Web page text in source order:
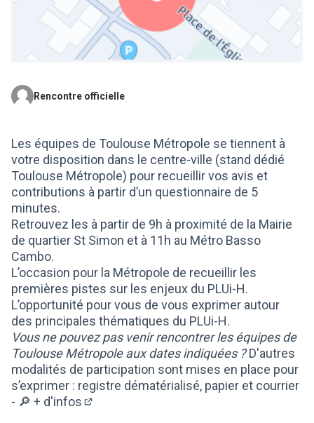
(Lien externe)
Rencontre officielle
Les équipes de Toulouse Métropole se tiennent à
votre disposition dans le centre-ville (stand dédié
Toulouse Métropole) pour recueillir vos avis et
contributions à partir d’un questionnaire de 5
minutes.
Retrouvez les à partir de 9h à proximité de la Mairie
de quartier St Simon et à 11h au Métro Basso
Cambo.
L’occasion pour la Métropole de recueillir les
premières pistes sur les enjeux du PLUi-H.
L’opportunité pour vous de vous exprimer autour
des principales thématiques du PLUi-H.
Vous ne pouvez pas venir rencontrer les équipes de
Toulouse Métropole aux dates indiquées ?D'autres
modalités de participation sont mises en place pour
s’exprimer : registre dématérialisé, papier et courrier
- 🔎 + d'infos